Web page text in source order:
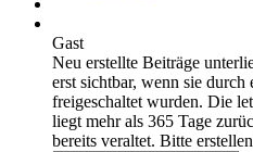
Gast
Neu erstellte Beiträge
erst sichtbar, wenn sie
freigeschaltet wurden. Die
liegt mehr als 365 Tage
bereits veraltet. Bitte